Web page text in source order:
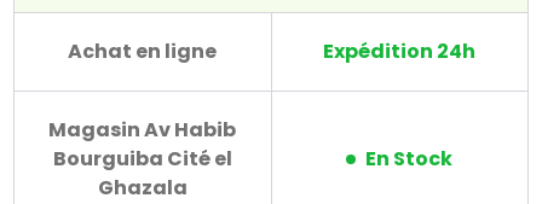
Achat en ligne Expédition 24h
Magasin Av Habib
Bourguiba Cité el
Ghazala
En Stock